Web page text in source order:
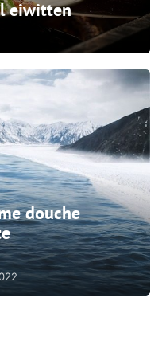
eiwitten
douche